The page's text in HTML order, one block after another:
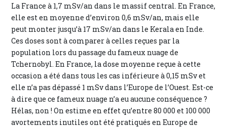
La France à 1,7 mSv/an dans le massif central. En France,
elle est en moyenne d’environ 0,6 mSv/an, mais elle
peut monter jusqu’à 17 mSv/an dans le Kerala en Inde.
Ces doses sont à comparer à celles reçues par la
population lors du passage du fameux nuage de
Tchernobyl. En France, la dose moyenne reçue à cette
occasion a été dans tous les cas inférieure à 0,15 mSv et
elle n’a pas dépassé 1 mSv dans l’Europe de l’Ouest. Est-ce
à dire que ce fameux nuage n’a eu aucune conséquence ?
Hélas, non ! On estime en effet qu’entre 80 000 et 100 000
avortements inutiles ont été pratiqués en Europe de